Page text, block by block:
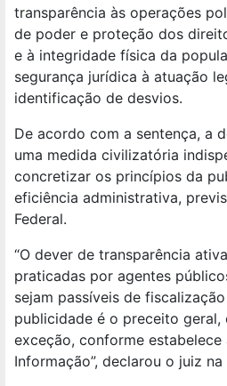
transparência às operações
de poder e proteção dos
e à integridade física da
segurança jurídica à atuação
identificação de desvios.
De acordo com a sentença, a
uma medida civilizatória
concretizar os princípios da
eficiência administrativa,
Federal.
“O dever de transparência
praticadas por agentes
sejam passíveis de
publicidade é o preceito geral,
exceção, conforme estabelece
Informação”, declarou o juiz na